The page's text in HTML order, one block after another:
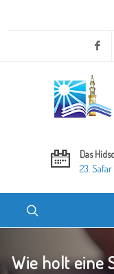
Das
23. Safar
Wie holt eine